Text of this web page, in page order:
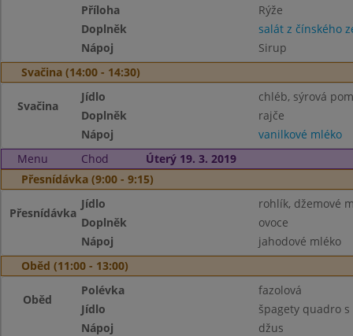
Příloha
Rýže
Doplněk
salát z čínského
Nápoj
Sirup
Svačina (14:00 - 14:30)
Svačina
Jídlo
chléb, sýrová
Doplněk
rajče
Nápoj
vanilkové mléko
Menu
Chod
Úterý 19. 3. 2019
Přesnídávka (9:00 - 9:15)
Přesnídávka
Jídlo
rohlík, džemové
Doplněk
ovoce
Nápoj
jahodové mléko
Oběd (11:00 - 13:00)
Oběd
Polévka
fazolová
Jídlo
špagety quadro
Nápoj
džus